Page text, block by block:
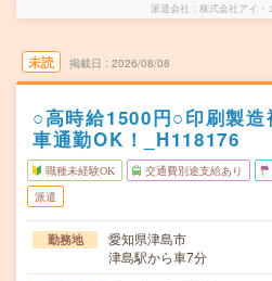
派遣会社 株式会社アイ・
未読 掲載日 2026/08/08
○高時給1500円○印刷製造
車通勤OK！_H118176
職種未経験OK 交通費別途支給あり
派遣
勤務地
愛知県津島市
津島駅から車7分